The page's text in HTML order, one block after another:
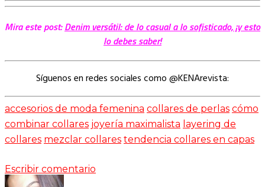
Mira este post:Denim versátil: de lo casual a lo sofisticado, ¡y esto
lo debes saber!
Síguenos en redes sociales como @KENArevista:
accesorios de moda femenina collares de perlas cómo
combinar collares joyería maximalista layering de
collares mezclar collares tendencia collares en capas
Escribir comentario